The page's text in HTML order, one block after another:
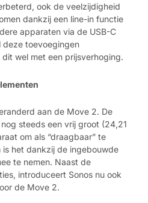
ook de veelzijdigheid
dankzij een line-in functie
apparaten via de USB-C
deze toevoegingen
wel met een prijsverhoging.
aan de Move 2. De
steeds een vrij groot (24,21
om als “draagbaar” te
het dankzij de ingebouwde
te nemen. Naast de
introduceert Sonos nu ook
de Move 2.